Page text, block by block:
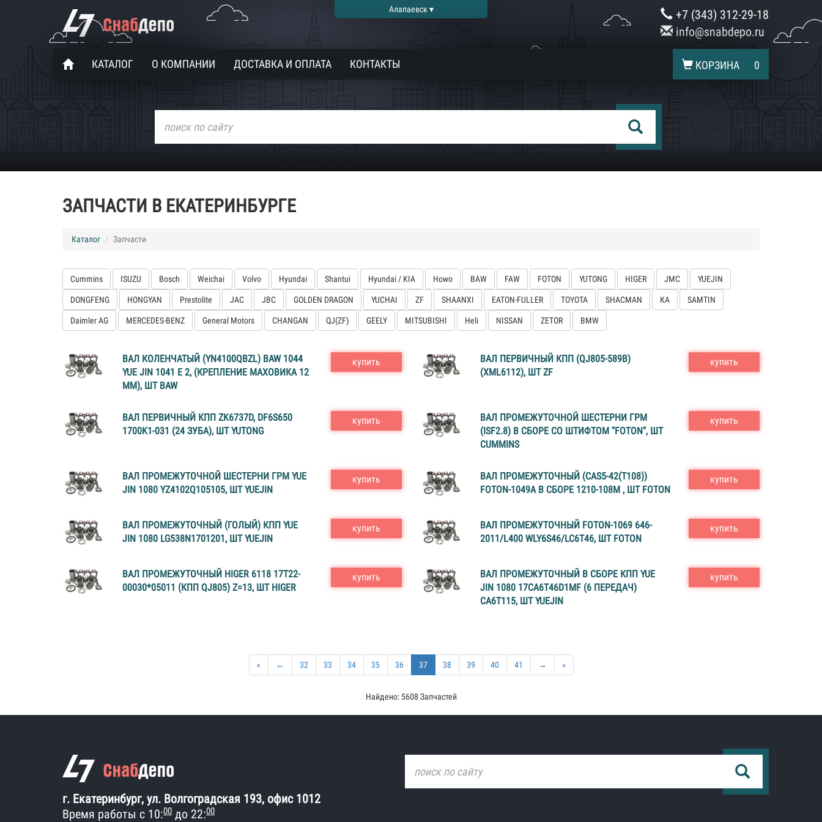
Алапаевск ▾
+7 (343) 312-29-18
info@snabdepo.ru
КАТАЛОГ О КОМПАНИИ ДОСТАВКА И ОПЛАТА КОНТАКТЫ КОРЗИНА 0
ЗАПЧАСТИ В ЕКАТЕРИНБУРГЕ
Каталог Запчасти
Cummins ISUZU Bosch Weichai Volvo Hyundai Shantui Hyundai / KIA Howo BAW FAW FOTON YUTONG HIGER JMC YUEJIN
DONGFENG HONGYAN Prestolite JAC JBC GOLDEN DRAGON YUCHAI ZF SHAANXI EATON-FULLER TOYOTA SHACMAN КА SAMTIN
Daimler AG MERCEDES-BENZ General Motors CHANGAN QJ(ZF) GEELY MITSUBISHI Heli NISSAN ZETOR BMW
ВАЛ КОЛЕНЧАТЫЙ (YN4100QBZL) BAW 1044
YUE JIN 1041 E 2, (КРЕПЛЕНИЕ МАХОВИКА 12
ММ), ШТ BAW
купить
ВАЛ ПЕРВИЧНЫЙ КПП (QJ805-589B)
(XML6112), ШТ ZF
купить
ВАЛ ПЕРВИЧНЫЙ КПП ZK6737D, DF6S650
1700K1-031 (24 ЗУБА), ШТ YUTONG
купить
ВАЛ ПРОМЕЖУТОЧНОЙ ШЕСТЕРНИ ГРМ
(ISF2.8) В СБОРЕ СО ШТИФТОМ "FOTON", ШТ
CUMMINS
купить
ВАЛ ПРОМЕЖУТОЧНОЙ ШЕСТЕРНИ ГРМ YUE
JIN 1080 YZ4102Q105105, ШТ YUEJIN
купить
ВАЛ ПРОМЕЖУТОЧНЫЙ (CAS5-42(T108))
FOTON-1049А В СБОРЕ 1210-108M , ШТ FOTON
купить
ВАЛ ПРОМЕЖУТОЧНЫЙ (ГОЛЫЙ) КПП YUE
JIN 1080 LG538N1701201, ШТ YUEJIN
купить
ВАЛ ПРОМЕЖУТОЧНЫЙ FOTON-1069 646-
2011/L400 WLY6S46/LC6T46, ШТ FOTON
купить
ВАЛ ПРОМЕЖУТОЧНЫЙ HIGER 6118 17T22-
00030*05011 (КПП QJ805) Z=13, ШТ HIGER
купить
ВАЛ ПРОМЕЖУТОЧНЫЙ В СБОРЕ КПП YUE
JIN 1080 17CA6T46D1MF (6 ПЕРЕДАЧ)
CA6T115, ШТ YUEJIN
купить
« ← 32 33 34 35 36 37 38 39 40 41 → »
Найдено: 5608 Запчастей
г. Екатеринбург, ул. Волгоградская 193, офис 1012
Время работы с 10:00 до 22:00